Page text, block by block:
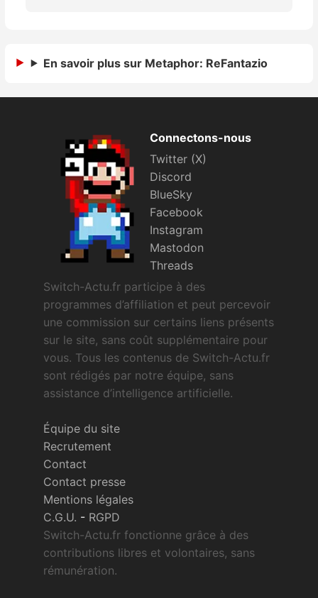
Guides
En savoir plus sur Metaphor: ReFantazio
Connectons-nous
Twitter (X)
Discord
BlueSky
Facebook
Instagram
Mastodon
Threads
Switch-Actu.fr participe à des
programmes d’affiliation et peut percevoir
une commission sur certains liens présents
sur le site, sans coût supplémentaire pour
vous. Tous les contenus de Switch-Actu.fr
sont rédigés par notre équipe, sans
assistance d’intelligence artificielle.
Équipe du site
Recrutement
Contact
Contact presse
Mentions légales
C.G.U. - RGPD
Switch-Actu.fr fonctionne grâce à des
contributions libres et volontaires, sans
rémunération.